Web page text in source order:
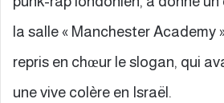
la salle « Manchester Academy
repris en chœur le slogan, qui
une vive colère en Israël.